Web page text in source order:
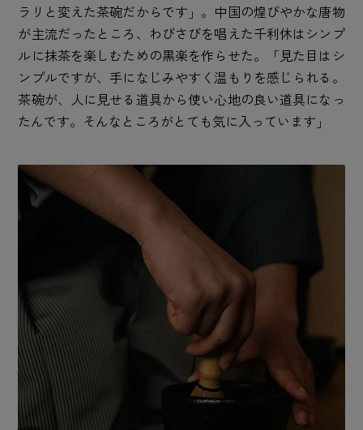
ラリと変えた茶碗だからです」。中国の煌びやかな唐物
が主流だったところ、わびさびを唱えた千利休はシンプ
ルに抹茶を楽しむための黒楽を作らせた。「見た目はシ
ンプルですが、手になじみやすく温もりを感じられる。
茶碗が、人に見せる道具から使い心地の良い道具になっ
たんです。そんなところがとても気に入っています」